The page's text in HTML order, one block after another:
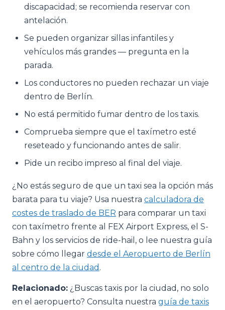
discapacidad; se recomienda reservar con
antelación.
Se pueden organizar sillas infantiles y
vehículos más grandes — pregunta en la
parada.
Los conductores no pueden rechazar un viaje
dentro de Berlín.
No está permitido fumar dentro de los taxis.
Comprueba siempre que el taxímetro esté
reseteado y funcionando antes de salir.
Pide un recibo impreso al final del viaje.
¿No estás seguro de que un taxi sea la opción más
barata para tu viaje? Usa nuestra calculadora de
costes de traslado de BER para comparar un taxi
con taxímetro frente al FEX Airport Express, el S-
Bahn y los servicios de ride-hail, o lee nuestra guía
sobre cómo llegar desde el Aeropuerto de Berlín
al centro de la ciudad .
Relacionado: ¿Buscas taxis por la ciudad, no solo
en el aeropuerto? Consulta nuestra guía de taxis